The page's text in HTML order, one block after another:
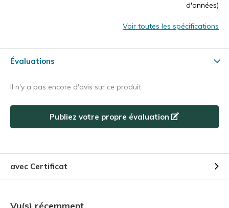
d'années)
Voir toutes les spécifications
Évaluations
Il n'y a pas encore d'avis sur ce produit.
Publiez votre propre évaluation
avec Certificat